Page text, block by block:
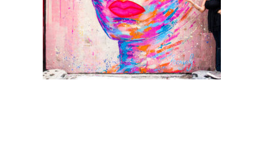
Recherche
Panier